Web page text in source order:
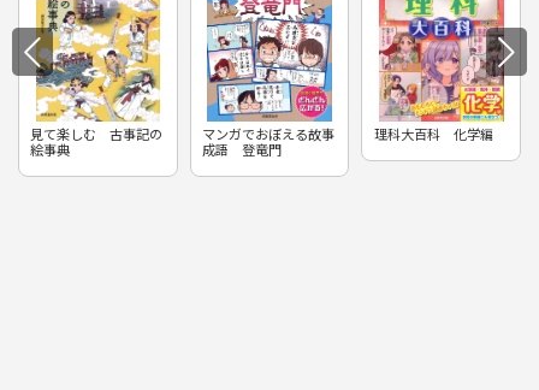
見て楽しむ 古事記の
絵事典
マンガでおぼえる故事
成語 登竜門
理科大百科 化学編